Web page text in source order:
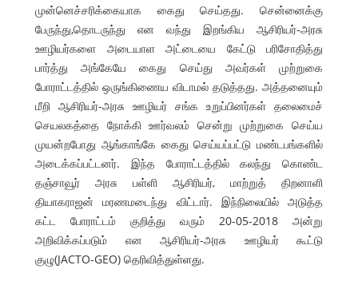
முன்னெச்சரிக்கையாக கைது செய்தது. சென்னைக்கு
பேருந்து,தொடருந்து என வந்து இறங்கிய ஆசிரியர்-அரசு
ஊழியர்களை அடையாள அட்டையை கேட்டு பரிசோதித்து
பார்த்து அங்கேயே கைது செய்து அவர்கள் முற்றுகை
போராட்டத்தில் ஒருங்கிணைய விடாமல் தடுத்தது. அத்தனையும்
மீறி ஆசிரியர்-அரசு ஊழியர் சங்க உறுப்பினர்கள் தலைமைச்
செயலகத்தை நோக்கி ஊர்வலம் சென்று முற்றுகை செய்ய
முயன்றபோது ஆங்காங்கே கைது செய்யப்பட்டு மண்டபங்களில்
அடைக்கப்பட்டனர். இந்த போராட்டத்தில் கலந்து கொண்ட
தஞ்சாவூர் அரசு பள்ளி ஆசிரியர், மாற்றுத் திறனாளி
தியாகராஜன் மரணமடைந்து விட்டார். இந்நிலையில் அடுத்த
கட்ட போராட்டம் குறித்து வரும் 20-05-2018 அன்று
அறிவிக்கப்படும் என ஆசிரியர்-அரசு ஊழியர் கூட்டு
குழு(JACTO-GEO) தெரிவித்துள்ளது.